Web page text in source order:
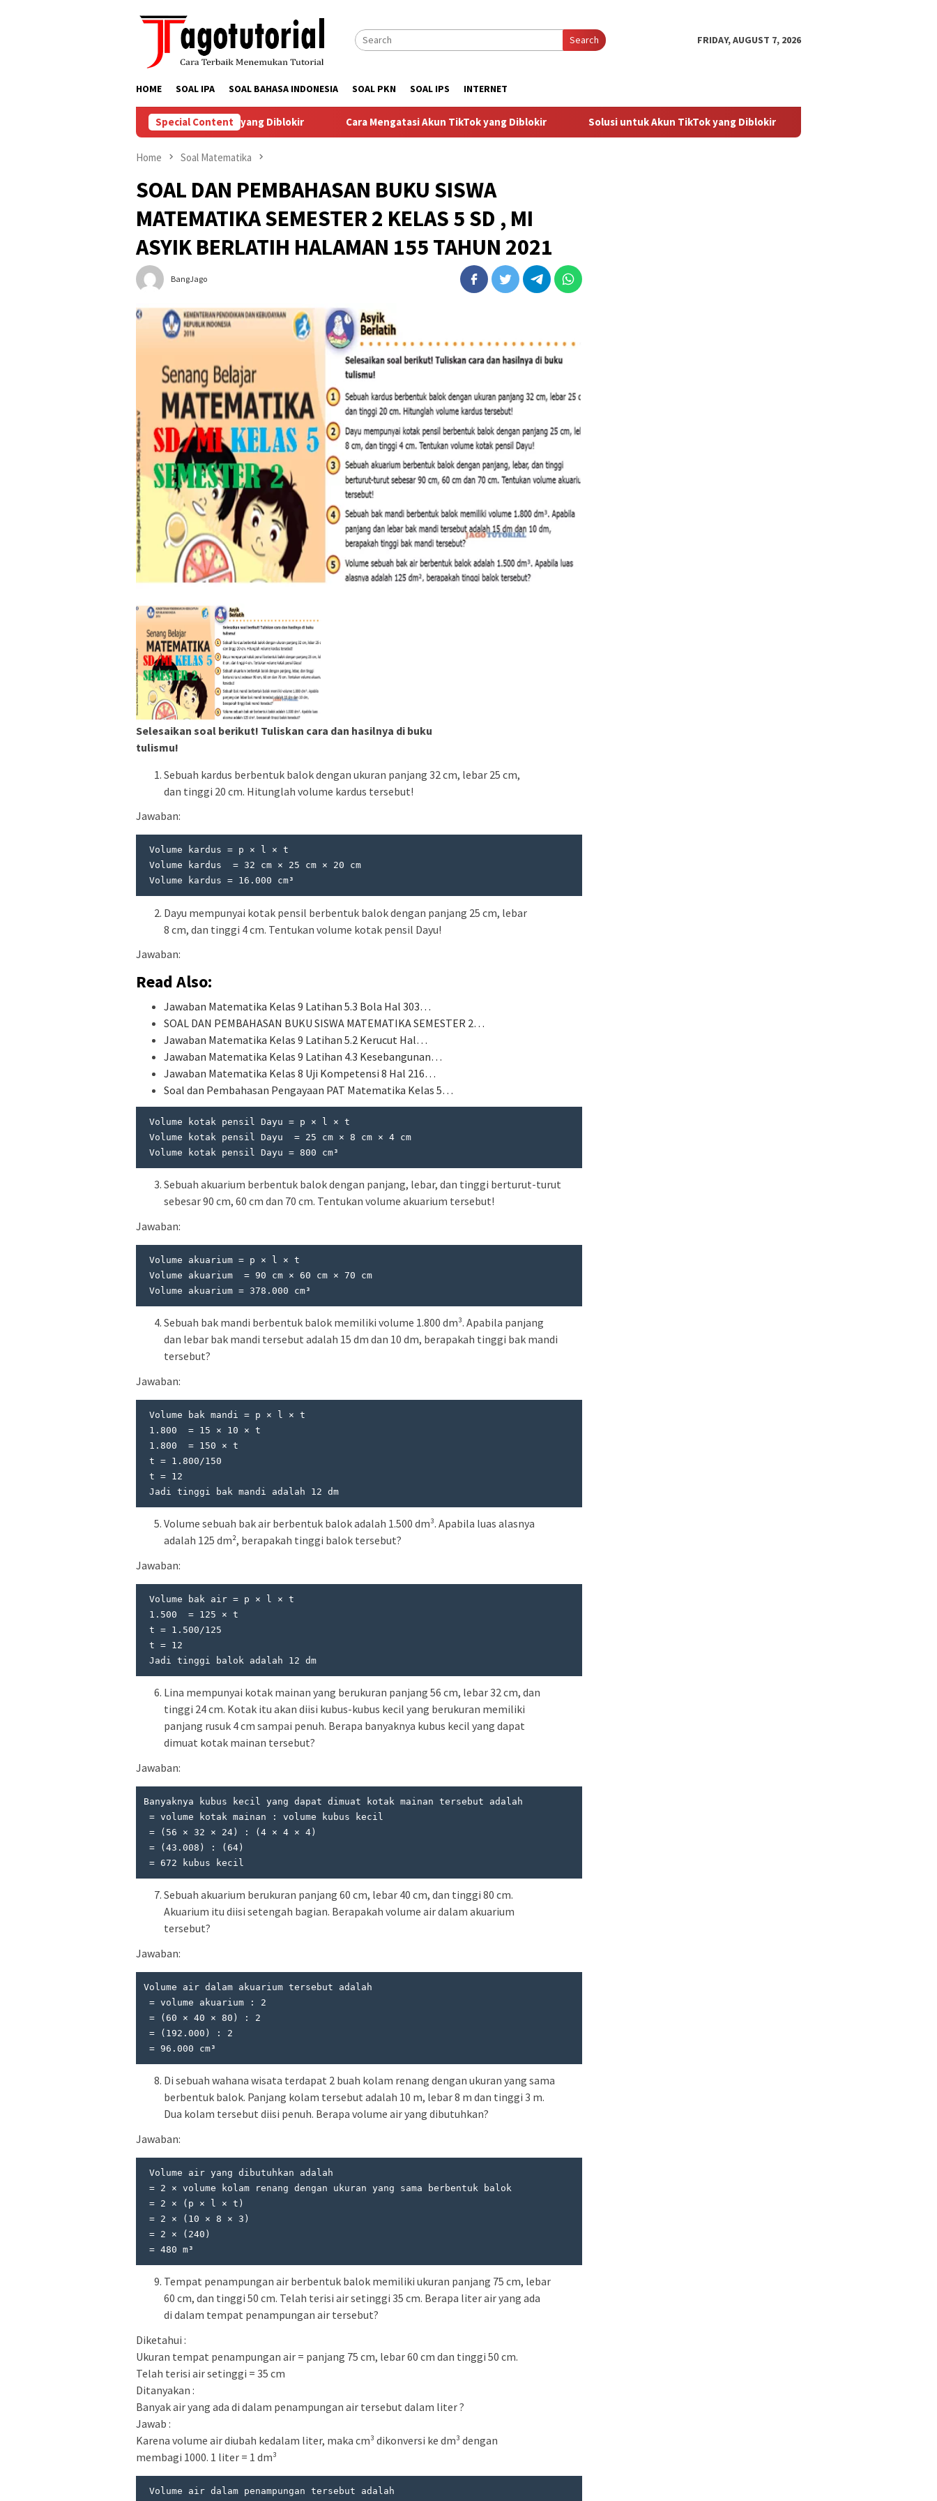
Search FRIDAY, AUGUST 7, 2026
HOME SOAL IPA SOAL BAHASA INDONESIA SOAL PKN SOAL IPS INTERNET
Special Content
Menyelesaikan Masalah Akun TikTok yang Diblokir Cara Mengatasi Akun TikTok yang Diblokir Solusi untuk Akun TikTok yang Diblokir Panduan untuk Mengaktifkan
Home Soal Matematika
SOAL DAN PEMBAHASAN BUKU SISWA
MATEMATIKA SEMESTER 2 KELAS 5 SD , MI
ASYIK BERLATIH HALAMAN 155 TAHUN 2021
BangJago
Selesaikan soal berikut! Tuliskan cara dan hasilnya di buku
tulismu!
Sebuah kardus berbentuk balok dengan ukuran panjang 32 cm, lebar 25 cm,
dan tinggi 20 cm. Hitunglah volume kardus tersebut!
Jawaban:
Volume kardus = 16.000 cm³
Dayu mempunyai kotak pensil berbentuk balok dengan panjang 25 cm, lebar
8 cm, dan tinggi 4 cm. Tentukan volume kotak pensil Dayu!
Jawaban:
Read Also:
Jawaban Matematika Kelas 9 Latihan 5.3 Bola Hal 303…
SOAL DAN PEMBAHASAN BUKU SISWA MATEMATIKA SEMESTER 2…
Jawaban Matematika Kelas 9 Latihan 5.2 Kerucut Hal…
Jawaban Matematika Kelas 9 Latihan 4.3 Kesebangunan…
Jawaban Matematika Kelas 8 Uji Kompetensi 8 Hal 216…
Soal dan Pembahasan Pengayaan PAT Matematika Kelas 5…
Volume kotak pensil Dayu = 800 cm³
Sebuah akuarium berbentuk balok dengan panjang, lebar, dan tinggi berturut-turut
sebesar 90 cm, 60 cm dan 70 cm. Tentukan volume akuarium tersebut!
Jawaban:
Volume akuarium = 378.000 cm³
Sebuah bak mandi berbentuk balok memiliki volume 1.800 dm³. Apabila panjang
dan lebar bak mandi tersebut adalah 15 dm dan 10 dm, berapakah tinggi bak mandi
tersebut?
Jawaban:
Jadi tinggi bak mandi adalah 12 dm
Volume sebuah bak air berbentuk balok adalah 1.500 dm³. Apabila luas alasnya
adalah 125 dm², berapakah tinggi balok tersebut?
Jawaban:
Jadi tinggi balok adalah 12 dm
Lina mempunyai kotak mainan yang berukuran panjang 56 cm, lebar 32 cm, dan
tinggi 24 cm. Kotak itu akan diisi kubus-kubus kecil yang berukuran memiliki
panjang rusuk 4 cm sampai penuh. Berapa banyaknya kubus kecil yang dapat
dimuat kotak mainan tersebut?
Jawaban:
Banyaknya kubus kecil yang dapat dimuat kotak mainan tersebut adalah
= 672 kubus kecil
Sebuah akuarium berukuran panjang 60 cm, lebar 40 cm, dan tinggi 80 cm.
Akuarium itu diisi setengah bagian. Berapakah volume air dalam akuarium
tersebut?
Jawaban:
Volume air dalam akuarium tersebut adalah
= 96.000 cm³
Di sebuah wahana wisata terdapat 2 buah kolam renang dengan ukuran yang sama
berbentuk balok. Panjang kolam tersebut adalah 10 m, lebar 8 m dan tinggi 3 m.
Dua kolam tersebut diisi penuh. Berapa volume air yang dibutuhkan?
Jawaban:
= 480 m³
Tempat penampungan air berbentuk balok memiliki ukuran panjang 75 cm, lebar
60 cm, dan tinggi 50 cm. Telah terisi air setinggi 35 cm. Berapa liter air yang ada
di dalam tempat penampungan air tersebut?
Diketahui :
Ukuran tempat penampungan air = panjang 75 cm, lebar 60 cm dan tinggi 50 cm.
Telah terisi air setinggi = 35 cm
Ditanyakan :
Banyak air yang ada di dalam penampungan air tersebut dalam liter ?
Jawab :
Karena volume air diubah kedalam liter, maka cm³ dikonversi ke dm³ dengan
membagi 1000. 1 liter = 1 dm³